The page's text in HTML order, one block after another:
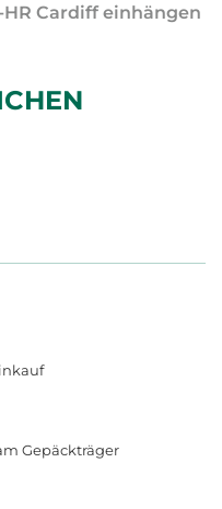
Cardiff einhängen
Gepäckträger